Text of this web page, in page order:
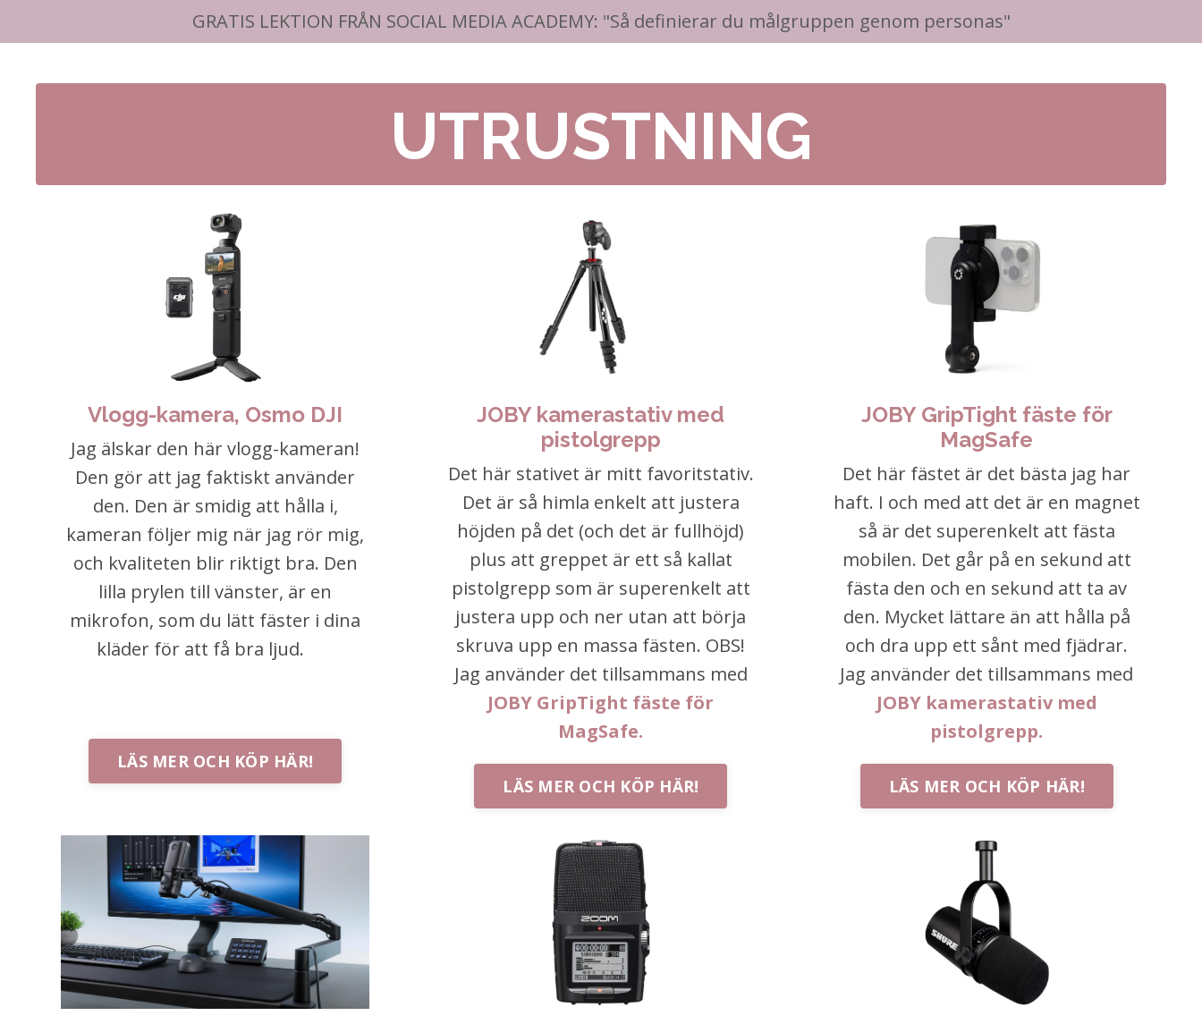
GRATIS LEKTION FRÅN SOCIAL MEDIA ACADEMY: "Så definierar du målgruppen genom personas"
UTRUSTNING
Vlogg-kamera, Osmo DJI
Jag älskar den här vlogg-kameran!
Den gör att jag faktiskt använder
den. Den är smidig att hålla i,
kameran följer mig när jag rör mig,
och kvaliteten blir riktigt bra. Den
lilla prylen till vänster, är en
mikrofon, som du lätt fäster i dina
kläder för att få bra ljud.
LÄS MER OCH KÖP HÄR!
JOBY kamerastativ med
pistolgrepp
Det här stativet är mitt favoritstativ.
Det är så himla enkelt att justera
höjden på det (och det är fullhöjd)
plus att greppet är ett så kallat
pistolgrepp som är superenkelt att
justera upp och ner utan att börja
skruva upp en massa fästen. OBS!
Jag använder det tillsammans med
JOBY GripTight fäste för
MagSafe.
LÄS MER OCH KÖP HÄR!
JOBY GripTight fäste för
MagSafe
Det här fästet är det bästa jag har
haft. I och med att det är en magnet
så är det superenkelt att fästa
mobilen. Det går på en sekund att
fästa den och en sekund att ta av
den. Mycket lättare än att hålla på
och dra upp ett sånt med fjädrar.
Jag använder det tillsammans med
JOBY kamerastativ med
pistolgrepp.
LÄS MER OCH KÖP HÄR!